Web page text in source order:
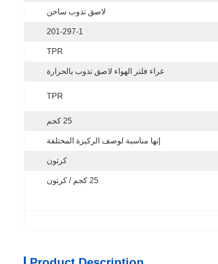
لاصق تذوب ساخن
201-297-1
TPR
غراء فلتر الهواء لاصق تذوب بالحرارة
TPR
25 كجم
إنها مناسبة لوصف الركيزة المختلفة
كرتون
25 كجم / كرتون